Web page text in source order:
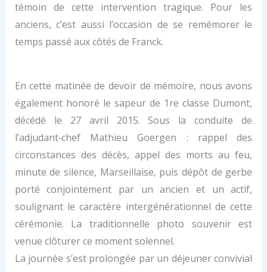
témoin de cette intervention tragique. Pour les
anciens, c’est aussi l’occasion de se remémorer le
temps passé aux côtés de Franck.
En cette matinée de devoir de mémoire, nous avons
également honoré le sapeur de 1re classe Dumont,
décédé le 27 avril 2015. Sous la conduite de
l’adjudant‑chef Mathieu Goergen : rappel des
circonstances des décès, appel des morts au feu,
minute de silence, Marseillaise, puis dépôt de gerbe
porté conjointement par un ancien et un actif,
soulignant le caractère intergénérationnel de cette
cérémonie. La traditionnelle photo souvenir est
venue clôturer ce moment solennel.
La journée s’est prolongée par un déjeuner convivial